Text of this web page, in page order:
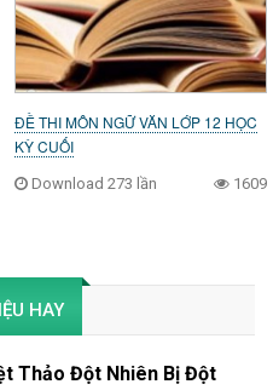
ĐỀ THI MÔN NGỮ VĂN LỚP 12 HỌC
KỲ CUỐI
Download 273 lần 1609
HAY
Thảo Đột Nhiên Bị Đột